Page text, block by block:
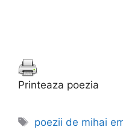
Printeaza poezia
Etichete
poezii de mihai